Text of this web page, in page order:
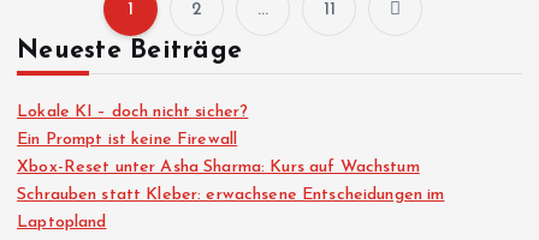
i
t
1 2 … 11
Neueste Beiträge
Lokale KI – doch nicht sicher?
Ein Prompt ist keine Firewall
Xbox-Reset unter Asha Sharma: Kurs auf Wachstum
Schrauben statt Kleber: erwachsene Entscheidungen im
Laptopland